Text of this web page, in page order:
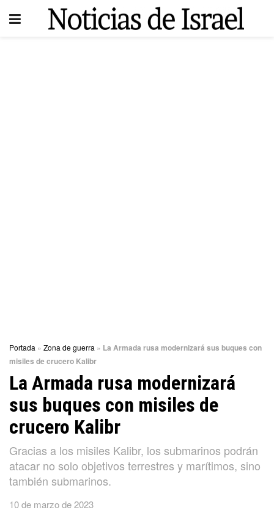
Portada » Zona de guerra » La Armada rusa modernizará sus buques con
misiles de crucero Kalibr
La Armada rusa modernizará
sus buques con misiles de
crucero Kalibr
Gracias a los misiles Kalibr, los submarinos podrán
atacar no solo objetivos terrestres y marítimos, sino
también submarinos.
10 de marzo de 2023